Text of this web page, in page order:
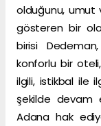
olduğunu, umut
gösteren bir
birisi
konforlu bir oteli,
ilgili, istikbal ile
şekilde devam
Adana hak